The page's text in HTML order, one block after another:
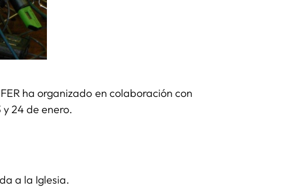
ha organizado en colaboración con
y 24 de enero.
a la Iglesia.